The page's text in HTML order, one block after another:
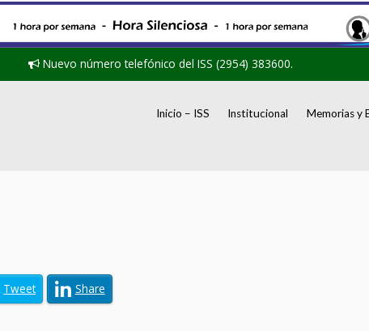
Nuevo número telefónico del ISS (2954) 383600.
Inicio – ISS Institucional Memorias y
Tweet Share